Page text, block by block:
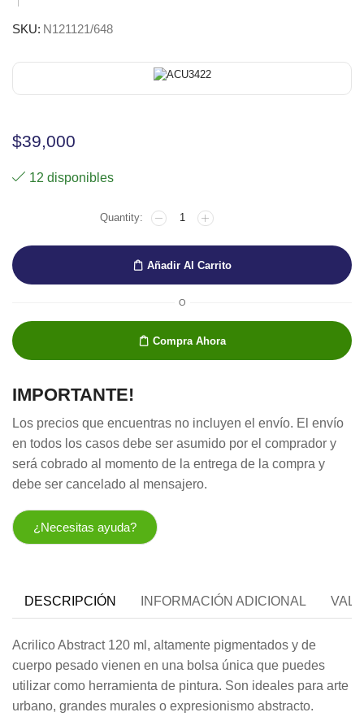
SKU: N121121/648
$39,000
12 disponibles
ABSTRACT
120ML
ANARANJADO
ACRILICO
cantidad
Añadir Al Carrito
O
Compra Ahora
IMPORTANTE!
Los precios que encuentras no incluyen el envío. El envío
en todos los casos debe ser asumido por el comprador y
será cobrado al momento de la entrega de la compra y
debe ser cancelado al mensajero.
¿Necesitas ayuda?
DESCRIPCIÓN INFORMACIÓN ADICIONAL
Acrilico Abstract 120 ml, altamente pigmentados y de
cuerpo pesado vienen en una bolsa única que puedes
utilizar como herramienta de pintura. Son ideales para arte
urbano, grandes murales o expresionismo abstracto.